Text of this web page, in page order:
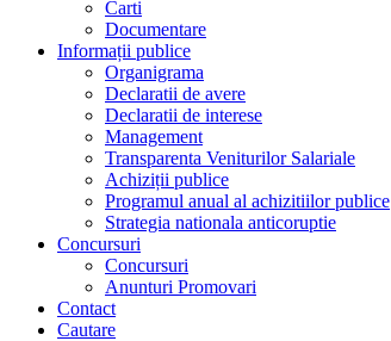
Carti
Documentare
Informații publice
Organigrama
Declaratii de avere
Declaratii de interese
Management
Transparenta Veniturilor Salariale
Achiziții publice
Programul anual al achizitiilor publice
Strategia nationala anticoruptie
Concursuri
Concursuri
Anunturi Promovari
Contact
Cautare